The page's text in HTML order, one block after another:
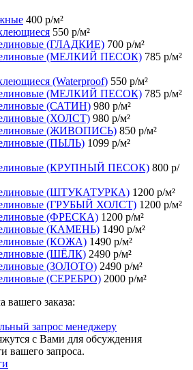
400 р/м²
550 р/м²
(ГЛАДКИЕ) 700 р/м²
(МЕЛКИЙ ПЕСОК) 785 р/м²
(Waterproof) 550 р/м²
(МЕЛКИЙ ПЕСОК) 785 р/м²
(САТИН) 980 р/м²
(ХОЛСТ) 980 р/м²
(ЖИВОПИСЬ) 850 р/м²
(ПЫЛЬ) 1099 р/м²
(КРУПНЫЙ ПЕСОК) 800 р/
(ШТУКАТУРКА) 1200 р/м²
(ГРУБЫЙ ХОЛСТ) 1200 р/м²
(ФРЕСКА) 1200 р/м²
(КАМЕНЬ) 1490 р/м²
(КОЖА) 1490 р/м²
(ШЁЛК) 2490 р/м²
(ЗОЛОТО) 2490 р/м²
(СЕРЕБРО) 2000 р/м²
вашего заказа:
запрос менеджеру
с Вами для обсуждения
вашего запроса.